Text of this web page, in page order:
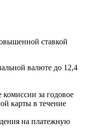
ставкой
валюте до 12,4
за годовое
карты в течение
на платежную